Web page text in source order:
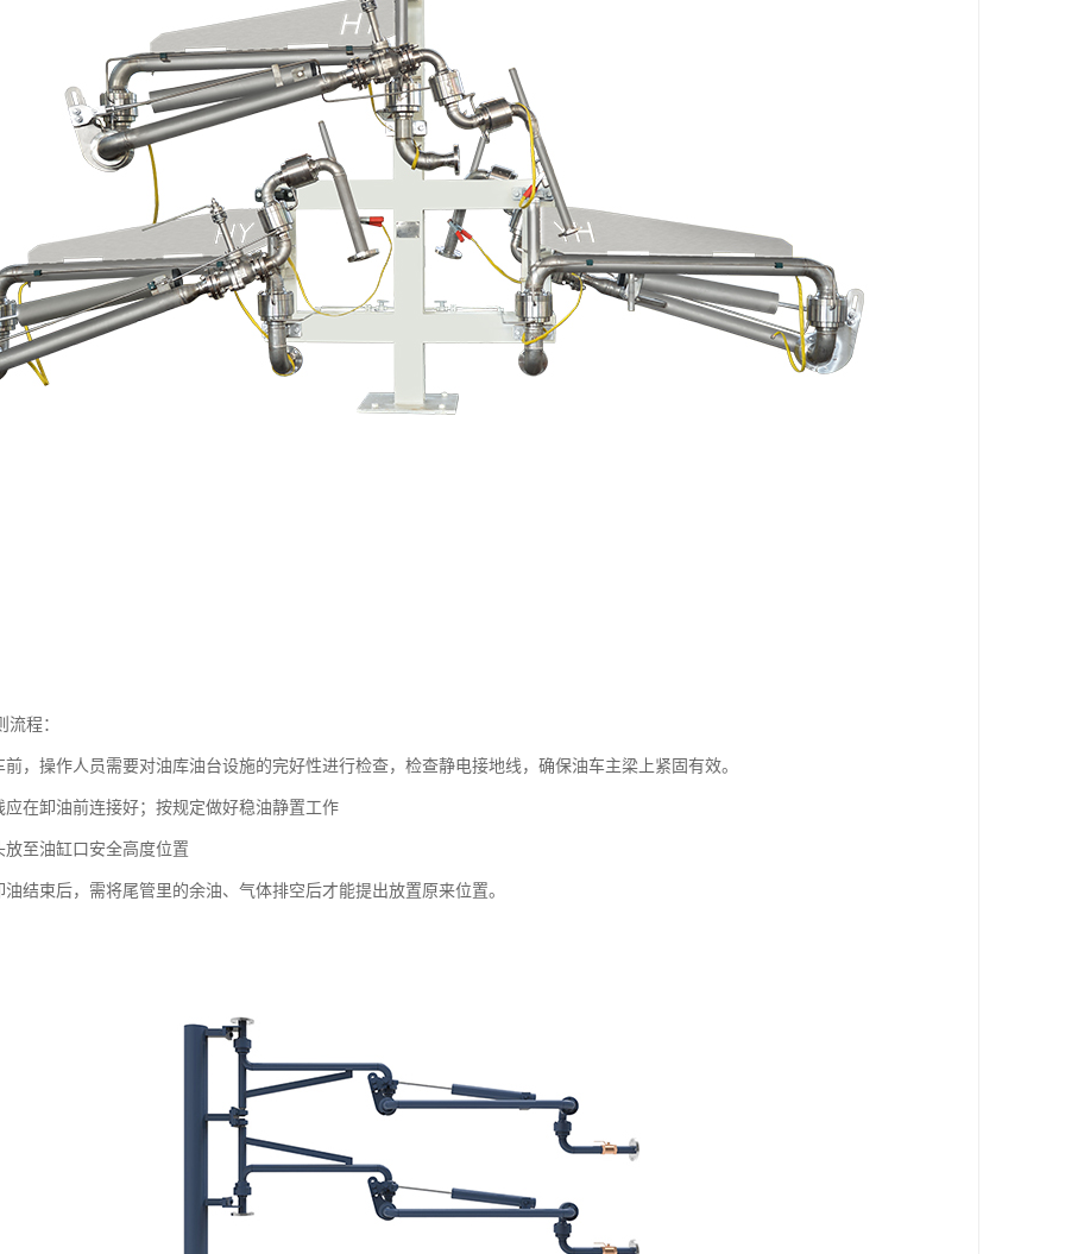
流程：
前，操作人员需要对油库油台设施的完好性进行检查，检查静电接地线，确保油车主梁上紧固有效。
应在卸油前连接好；按规定做好稳油静置工作
放至油缸口安全高度位置
油结束后，需将尾管里的余油、气体排空后才能提出放置原来位置。